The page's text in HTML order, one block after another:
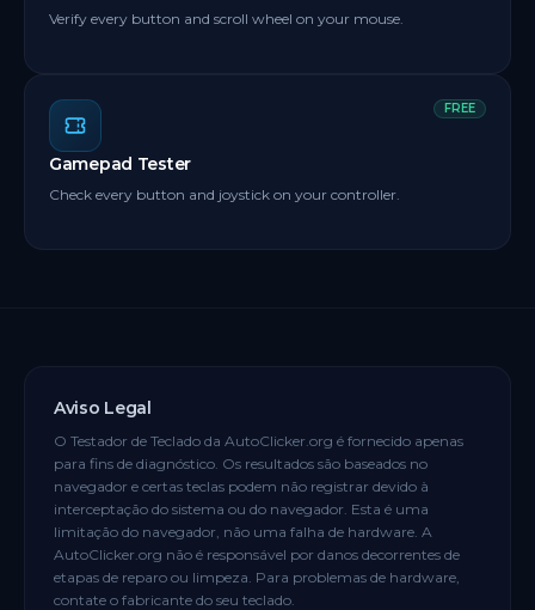
Verify every button and scroll wheel on your mouse.
FREE
Gamepad Tester
Check every button and joystick on your controller.
Aviso Legal
O Testador de Teclado da AutoClicker.org é fornecido apenas
para fins de diagnóstico. Os resultados são baseados no
navegador e certas teclas podem não registrar devido à
interceptação do sistema ou do navegador. Esta é uma
limitação do navegador, não uma falha de hardware. A
AutoClicker.org não é responsável por danos decorrentes de
etapas de reparo ou limpeza. Para problemas de hardware,
contate o fabricante do seu teclado.